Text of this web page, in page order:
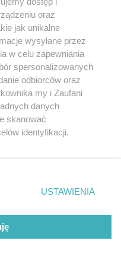
Drugi dzień
nami
Poprzednie
NastępneKliknij
oraz
jak unikalne
wysyłane przez
w celu zapewniania
spersonalizowanych
odbiorców oraz
my i Zaufani
danych
skanować
identyfikacji.
ustawień prywatności
strony
. Niektóre
się takiemu
zastosowania tylko
USTAWIENIA